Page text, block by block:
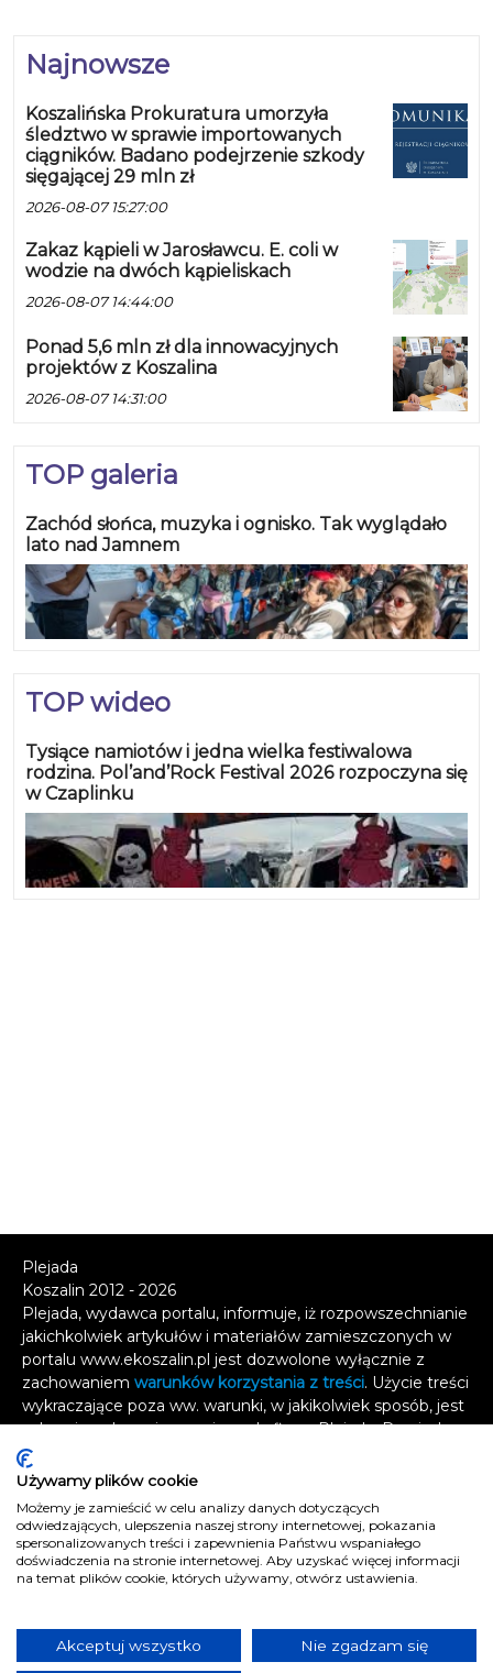
Najnowsze
Koszalińska Prokuratura umorzyła
śledztwo w sprawie importowanych
ciągników. Badano podejrzenie szkody
sięgającej 29 mln zł
2026-08-07 15:27:00
Zakaz kąpieli w Jarosławcu. E. coli w
wodzie na dwóch kąpieliskach
2026-08-07 14:44:00
Ponad 5,6 mln zł dla innowacyjnych
projektów z Koszalina
2026-08-07 14:31:00
TOP galeria
Zachód słońca, muzyka i ognisko. Tak wyglądało
lato nad Jamnem
TOP wideo
Tysiące namiotów i jedna wielka festiwalowa
rodzina. Pol’and’Rock Festival 2026 rozpoczyna się
w Czaplinku
Plejada
Koszalin 2012 - 2026
Plejada, wydawca portalu, informuje, iż rozpowszechnianie
jakichkolwiek artykułów i materiałów zamieszczonych w
portalu www.ekoszalin.pl jest dozwolone wyłącznie z
zachowaniem warunków korzystania z treści. Użycie treści
wykraczające poza ww. warunki, w jakikolwiek sposób, jest
zabronione bez pisemnej zgody firmy Plejada. Dowiedz
się, w jaki sposób możesz uzyskać
wykorzystanie treści.
Naruszenie tych zasad jest łamaniem prawa i grozi
odpowiedzialnością karną.
Wszelkie prawa zastrzeżone.
Kontakt
Polityka prywatności
Używamy plików cookie
Możemy je zamieścić w celu analizy danych dotyczących
odwiedzających, ulepszenia naszej strony internetowej, pokazania
spersonalizowanych treści i zapewnienia Państwu wspaniałego
doświadczenia na stronie internetowej. Aby uzyskać więcej informacji
na temat plików cookie, których używamy, otwórz ustawienia.
Akceptuj wszystko Nie zgadzam się